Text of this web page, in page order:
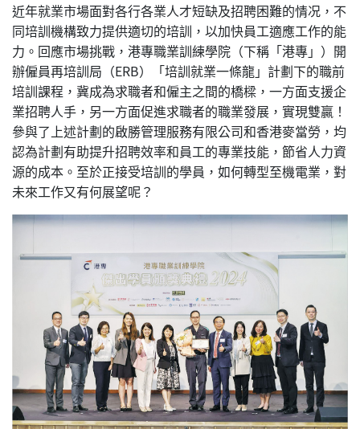
近年就業市場面對各行各業人才短缺及招聘困難的情况，不
同培訓機構致力提供適切的培訓，以加快員工適應工作的能
力。回應市場挑戰，港專職業訓練學院（下稱「港專」）開
辦僱員再培訓局（ERB）「培訓就業一條龍」計劃下的職前
培訓課程，冀成為求職者和僱主之間的橋樑，一方面支援企
業招聘人手，另一方面促進求職者的職業發展，實現雙贏！
參與了上述計劃的啟勝管理服務有限公司和香港麥當勞，均
認為計劃有助提升招聘效率和員工的專業技能，節省人力資
源的成本。至於正接受培訓的學員，如何轉型至機電業，對
未來工作又有何展望呢？